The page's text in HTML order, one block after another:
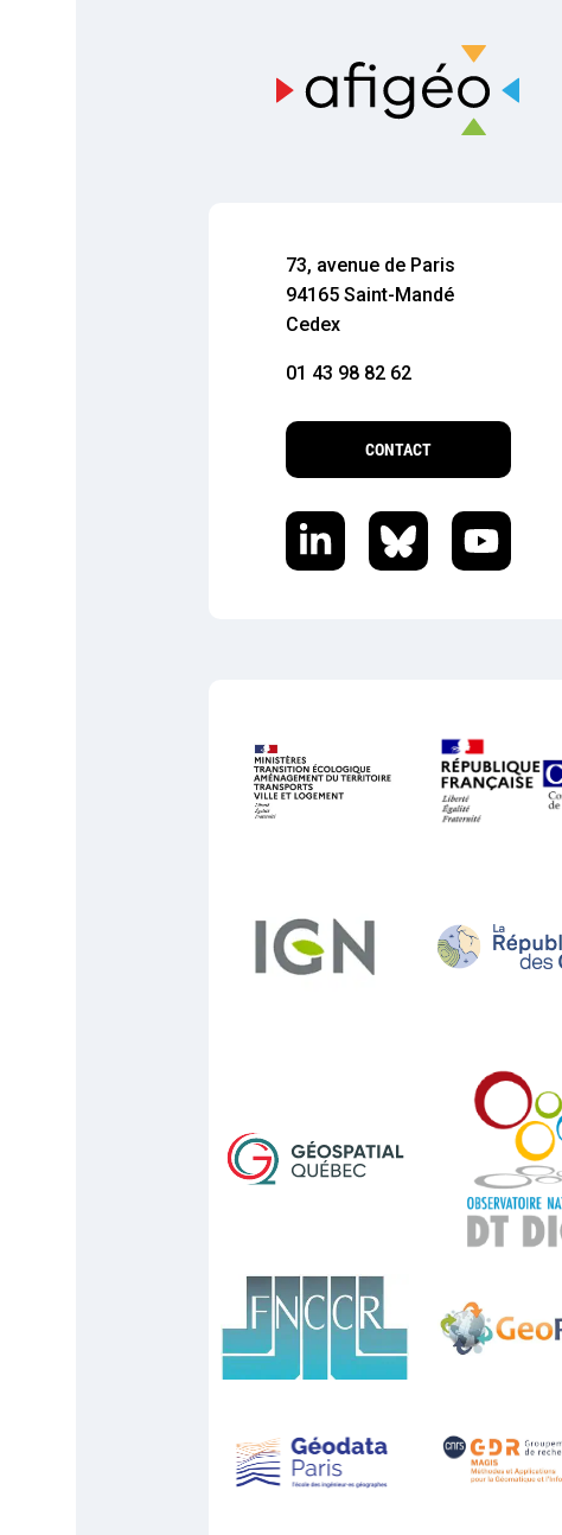
73, avenue de Paris
94165 Saint-Mandé
Cedex
01 43 98 82 62
CONTACT